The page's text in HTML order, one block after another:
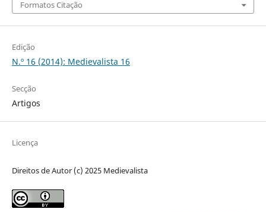
Formatos Citação
Edição
N.º 16 (2014): Medievalista 16
Secção
Artigos
Licença
Direitos de Autor (c) 2025 Medievalista